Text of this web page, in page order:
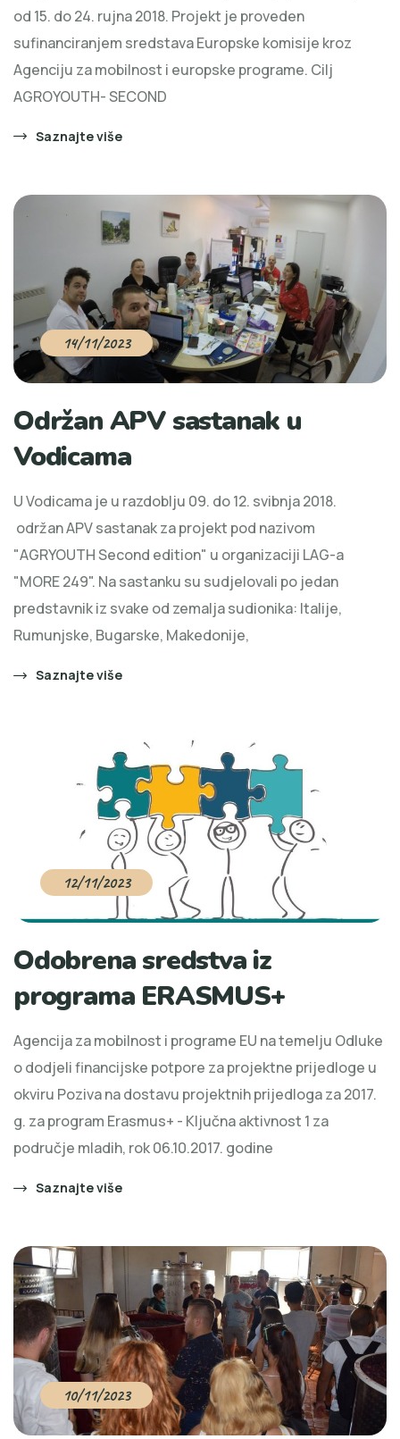
od 15. do 24. rujna 2018. Projekt je proveden
sufinanciranjem sredstava Europske komisije kroz
Agenciju za mobilnost i europske programe. Cilj
AGROYOUTH- SECOND
Saznajte više
14/11/2023
Održan APV sastanak u
Vodicama
U Vodicama je u razdoblju 09. do 12. svibnja 2018.
održan APV sastanak za projekt pod nazivom
"AGRYOUTH Second edition" u organizaciji LAG-a
"MORE 249". Na sastanku su sudjelovali po jedan
predstavnik iz svake od zemalja sudionika: Italije,
Rumunjske, Bugarske, Makedonije,
Saznajte više
12/11/2023
Odobrena sredstva iz
programa ERASMUS+
Agencija za mobilnost i programe EU na temelju Odluke
o dodjeli financijske potpore za projektne prijedloge u
okviru Poziva na dostavu projektnih prijedloga za 2017.
g. za program Erasmus+ - Ključna aktivnost 1 za
područje mladih, rok 06.10.2017. godine
Saznajte više
10/11/2023